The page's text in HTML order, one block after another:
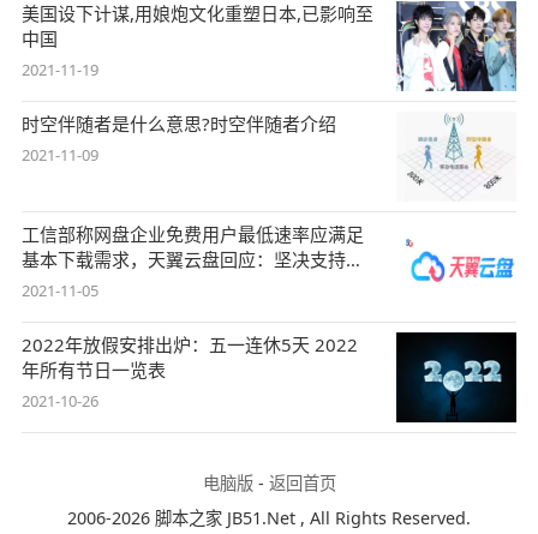
美国设下计谋,用娘炮文化重塑日本,已影响至
中国
2021-11-19
时空伴随者是什么意思?时空伴随者介绍
2021-11-09
工信部称网盘企业免费用户最低速率应满足
基本下载需求，天翼云盘回应：坚决支持，
始终
2021-11-05
2022年放假安排出炉：五一连休5天 2022
年所有节日一览表
2021-10-26
电脑版- 返回首页
2006-2026 脚本之家 JB51.Net , All Rights Reserved.